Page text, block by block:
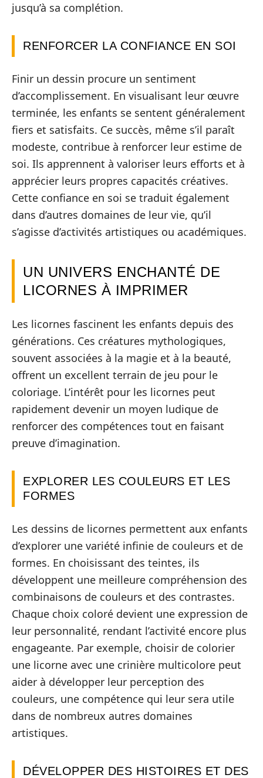
jusqu’à sa complétion.
RENFORCER LA CONFIANCE EN SOI
Finir un dessin procure un sentiment
d’accomplissement. En visualisant leur œuvre
terminée, les enfants se sentent généralement
fiers et satisfaits. Ce succès, même s’il paraît
modeste, contribue à renforcer leur estime de
soi. Ils apprennent à valoriser leurs efforts et à
apprécier leurs propres capacités créatives.
Cette confiance en soi se traduit également
dans d’autres domaines de leur vie, qu’il
s’agisse d’activités artistiques ou académiques.
UN UNIVERS ENCHANTÉ DE
LICORNES À IMPRIMER
Les licornes fascinent les enfants depuis des
générations. Ces créatures mythologiques,
souvent associées à la magie et à la beauté,
offrent un excellent terrain de jeu pour le
coloriage. L’intérêt pour les licornes peut
rapidement devenir un moyen ludique de
renforcer des compétences tout en faisant
preuve d’imagination.
EXPLORER LES COULEURS ET LES
FORMES
Les dessins de licornes permettent aux enfants
d’explorer une variété infinie de couleurs et de
formes. En choisissant des teintes, ils
développent une meilleure compréhension des
combinaisons de couleurs et des contrastes.
Chaque choix coloré devient une expression de
leur personnalité, rendant l’activité encore plus
engageante. Par exemple, choisir de colorier
une licorne avec une crinière multicolore peut
aider à développer leur perception des
couleurs, une compétence qui leur sera utile
dans de nombreux autres domaines
artistiques.
DÉVELOPPER DES HISTOIRES ET DES